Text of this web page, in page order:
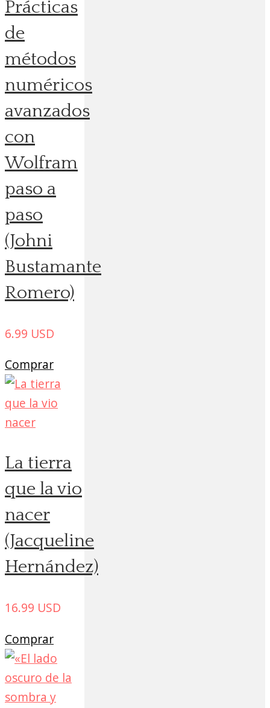
Prácticas
de
métodos
numéricos
avanzados
con
Wolfram
paso a
paso
(Johni
Bustamante
Romero)
6.99 USD
Comprar
La tierra
que la vio
nacer
(Jacqueline
Hernández)
16.99 USD
Comprar